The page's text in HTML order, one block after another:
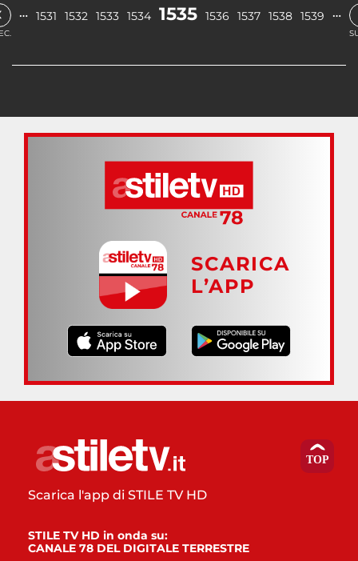
… 1531 1532 1533 1534 1535 1536 1537 1538 1539 …
SCARICA
L’APP
Scarica l'app di STILE TV HD
STILE TV HD in onda su:
CANALE 78 DEL DIGITALE TERRESTRE